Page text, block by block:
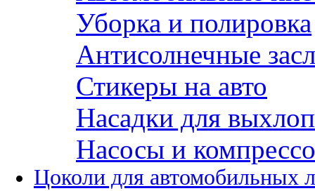
Уборка и полировка
Антисолнечные
Стикеры на авто
Насадки для
Насосы и
Цоколи для автомобильных